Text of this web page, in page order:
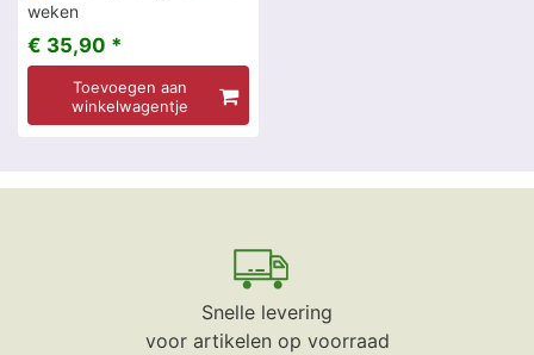
weken
€ 35,90 *
Toevoegen aan
winkelwagentje
Snelle levering
voor artikelen op voorraad